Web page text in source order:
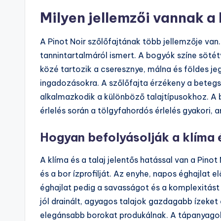
Milyen jellemzői vannak
A Pinot Noir szőlőfajtának több jellemzője
tannintartalmáról ismert. A bogyók színe
közé tartozik a cseresznye, málna és földes
ingadozásokra. A szőlőfajta érzékeny a
alkalmazkodik a különböző talajtípusokhoz. A
érlelés során a tölgyfahordós érlelés gyakori,
Hogyan befolyásolják a
A klíma és a talaj jelentős hatással van a
és a bor ízprofilját. Az enyhe, napos éghajlat
éghajlat pedig a savasságot és a
jól drainált, agyagos talajok gazdagabb
elegánsabb borokat produkálnak. A